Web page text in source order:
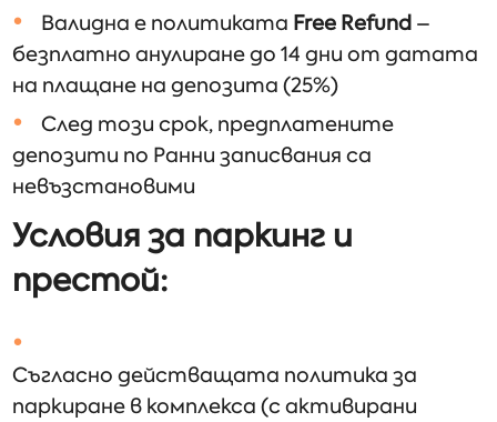
Валидна е политиката Free Refund –
безплатно анулиране до 14 дни от датата
на плащане на депозита (25%)
След този срок, предплатените
депозити по Ранни записвания са
невъзстановими
Условия за паркинг и
престой:
Съгласно действащата политика за
паркиране в комплекса (с активирани